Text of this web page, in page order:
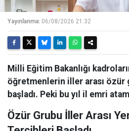
Yayınlanma: 06/08/2026 21:32
Milli Eğitim Bakanlığı
öğretmenlerin iller arası
başladı. Peki bu yıl il emri
Özür Grubu İller Arası